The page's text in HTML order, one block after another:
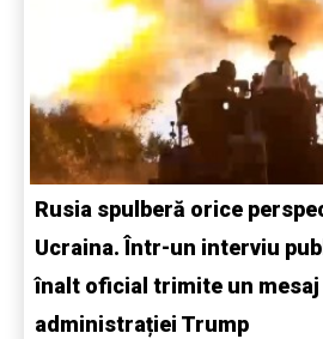
Rusia spulberă orice
Ucraina. Într-un interviu
înalt oficial trimite un
administrației Trump